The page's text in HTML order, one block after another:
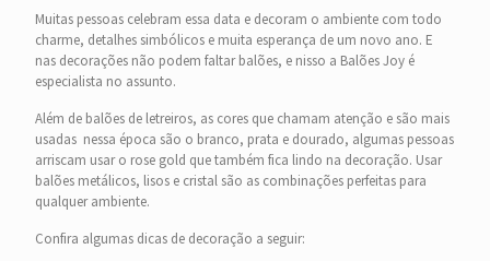
Muitas pessoas celebram essa data e decoram o ambiente com todo
charme, detalhes simbólicos e muita esperança de um novo ano. E
nas decorações não podem faltar balões, e nisso a Balões Joy é
especialista no assunto.
Além de balões de letreiros, as cores que chamam atenção e são mais
usadas nessa época são o branco, prata e dourado, algumas pessoas
arriscam usar o rose gold que também fica lindo na decoração. Usar
balões metálicos, lisos e cristal são as combinações perfeitas para
qualquer ambiente.
Confira algumas dicas de decoração a seguir: